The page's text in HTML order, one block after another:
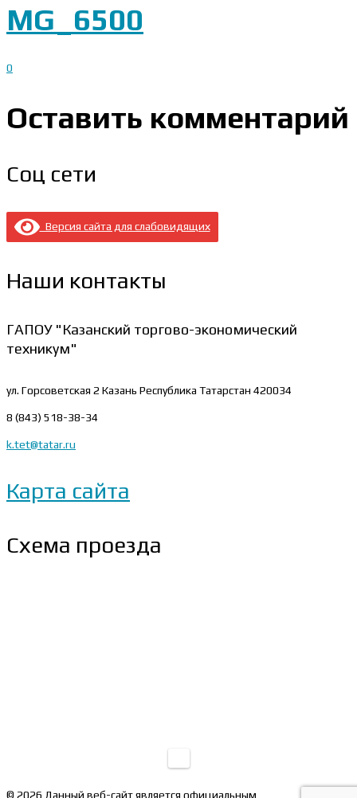
MG_6500
0
Оставить комментарий
Соц сети
Версия сайта для слабовидящих
Наши контакты
ГАПОУ "Казанский торгово-экономический
техникум"
ул. Горсоветская 2 Казань Республика Татарстан 420034
8 (843) 518-38-34
k.tet@tatar.ru
Карта сайта
Схема проезда
© 2026 Данный веб-сайт является официальным